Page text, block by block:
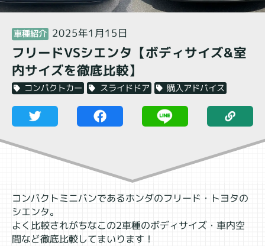
車の森
閉じる
車種紹介 2025年1月15日
フリードVSシエンタ【ボディサイズ&室
内サイズを徹底比較】
コンパクトカー スライドドア 購入アドバイス
コンパクトミニバンであるホンダのフリード・トヨタの
シエンタ。
よく比較されがちなこの2車種のボディサイズ・車内空
間など徹底比較してまいります！